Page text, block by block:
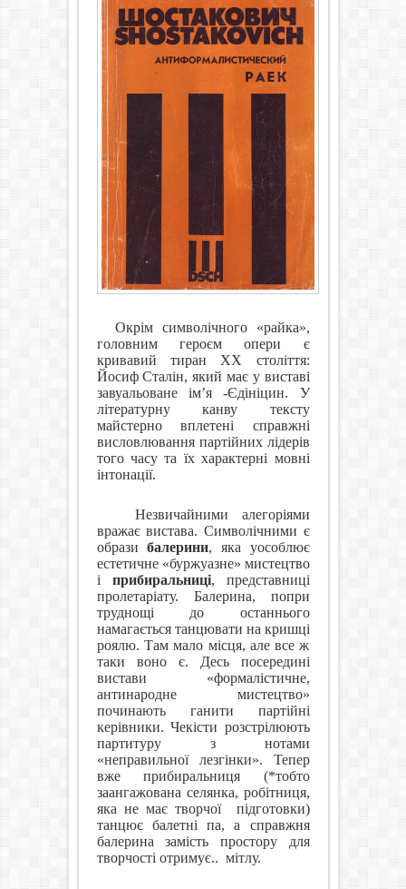
Окрім символічного «райка»,
головним героєм опери є
кривавий тиран ХХ століття:
Йосиф Сталін, який має у виставі
завуальоване ім’я -Єдініцин. У
літературну канву тексту
майстерно вплетені справжні
висловлювання партійних лідерів
того часу та їх характерні мовні
інтонації.
Незвичайними алегоріями
вражає вистава. Символічними є
образибалерини, яка уособлює
естетичне «буржуазне» мистецтво
і прибиральниці, представниці
пролетаріату. Балерина, попри
труднощі до останнього
намагається танцювати на кришці
роялю. Там мало місця, але все ж
таки воно є. Десь посередині
вистави «формалістичне,
антинародне мистецтво»
починають ганити партійні
керівники. Чекісти розстрілюють
партитуру з нотами
«неправильної лезгінки». Тепер
вже прибиральниця (*тобто
заангажована селянка, робітниця,
яка не має творчої
підготовки)
танцює балетні па, а справжня
балерина замість простору для
творчості отримує.. мітлу.